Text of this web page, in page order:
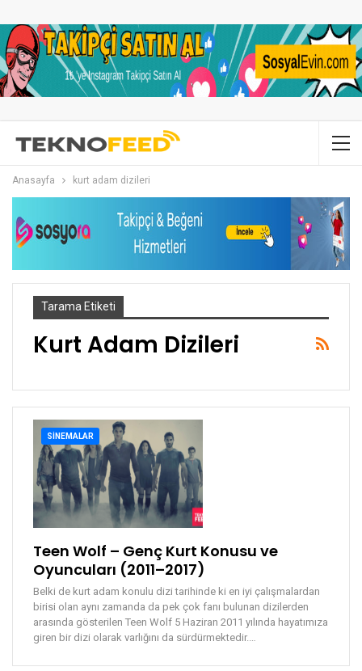
Anasayfa kurt adam dizileri
Tarama Etiketi
Kurt Adam Dizileri
SINEMALAR
Teen Wolf – Genç Kurt Konusu ve
Oyuncuları (2011–2017)
Belki de kurt adam konulu dizi tarihinde ki en iyi çalışmalardan
birisi olan aynı zamanda da pek çok fanı bulunan dizilerden
arasında gösterilen Teen Wolf 5 Haziran 2011 yılında hayatımıza
giren bir dizi olarak varlığını da sürdürmektedir.…